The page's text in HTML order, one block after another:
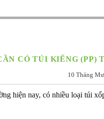
CÓ TÚI KIẾNG (PP)
10 Tháng
hiện nay, có nhiều loại túi